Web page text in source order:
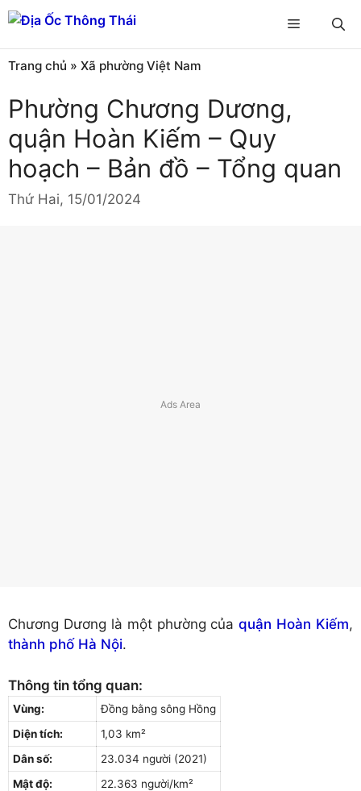
Chuyển
đến
nội
dung
Menu
Trang chủ » Xã phường Việt Nam
Phường Chương Dương,
quận Hoàn Kiếm – Quy
hoạch – Bản đồ – Tổng quan
Thứ Hai, 15/01/2024
Chương Dương là một phường củaquận Hoàn Kiếm,
thành phố Hà Nội.
Thông tin tổng quan:
Vùng:
Đồng bằng sông Hồng
Diện tích:
1,03 km²
Dân số:
23.034 người (2021)
Mật độ:
22.363 người/km²